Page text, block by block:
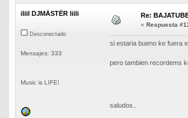
iliil DJMÄSTËR liili
Desconectado
Mensajes: 333
Music is LIFE!
Re:
« Respuesta
si estaria bueno ke fuera
pero tambien recordems
saludos..